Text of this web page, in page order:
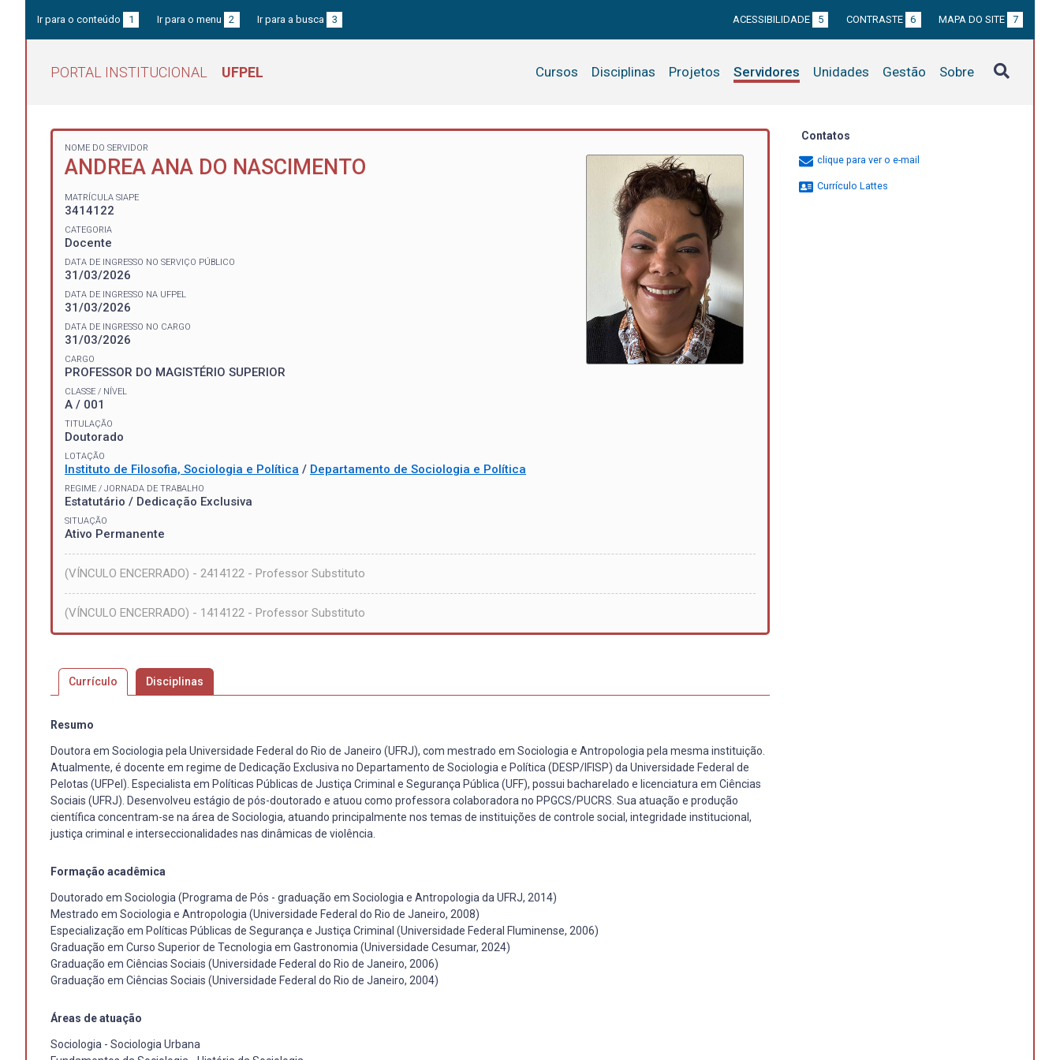
Ir para o conteúdo 1 Ir para o menu 2 Ir para a busca 3 ACESSIBILIDADE 5 CONTRASTE 6 MAPA DO SITE 7
PORTAL INSTITUCIONAL UFPEL Cursos Disciplinas Projetos Servidores Unidades Gestão Sobre
NOME DO SERVIDOR
ANDREA ANA DO NASCIMENTO
MATRÍCULA SIAPE
3414122
CATEGORIA
Docente
DATA DE INGRESSO NO SERVIÇO PÚBLICO
31/03/2026
DATA DE INGRESSO NA UFPEL
31/03/2026
DATA DE INGRESSO NO CARGO
31/03/2026
CARGO
PROFESSOR DO MAGISTÉRIO SUPERIOR
CLASSE / NÍVEL
A / 001
TITULAÇÃO
Doutorado
LOTAÇÃO
Instituto de Filosofia, Sociologia e Política / Departamento de Sociologia e Política
REGIME / JORNADA DE TRABALHO
Estatutário / Dedicação Exclusiva
SITUAÇÃO
Ativo Permanente
(VÍNCULO ENCERRADO) - 2414122 - Professor Substituto
(VÍNCULO ENCERRADO) - 1414122 - Professor Substituto
Currículo Disciplinas
Resumo
Doutora em Sociologia pela Universidade Federal do Rio de Janeiro (UFRJ), com mestrado em Sociologia e Antropologia pela mesma instituição.
Atualmente, é docente em regime de Dedicação Exclusiva no Departamento de Sociologia e Política (DESP/IFISP) da Universidade Federal de
Pelotas (UFPel). Especialista em Políticas Públicas de Justiça Criminal e Segurança Pública (UFF), possui bacharelado e licenciatura em Ciências
Sociais (UFRJ). Desenvolveu estágio de pós-doutorado e atuou como professora colaboradora no PPGCS/PUCRS. Sua atuação e produção
científica concentram-se na área de Sociologia, atuando principalmente nos temas de instituições de controle social, integridade institucional,
justiça criminal e interseccionalidades nas dinâmicas de violência.
Formação acadêmica
Doutorado em Sociologia (Programa de Pós - graduação em Sociologia e Antropologia da UFRJ, 2014)
Mestrado em Sociologia e Antropologia (Universidade Federal do Rio de Janeiro, 2008)
Especialização em Políticas Públicas de Segurança e Justiça Criminal (Universidade Federal Fluminense, 2006)
Graduação em Curso Superior de Tecnologia em Gastronomia (Universidade Cesumar, 2024)
Graduação em Ciências Sociais (Universidade Federal do Rio de Janeiro, 2006)
Graduação em Ciências Sociais (Universidade Federal do Rio de Janeiro, 2004)
Áreas de atuação
Sociologia - Sociologia Urbana
Contatos
clique para ver o e-mail
Currículo Lattes